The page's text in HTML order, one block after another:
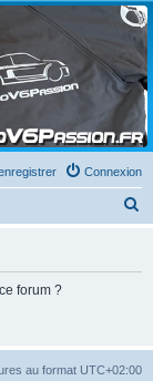
Connexion
c
forum ?
au format UTC+02:00